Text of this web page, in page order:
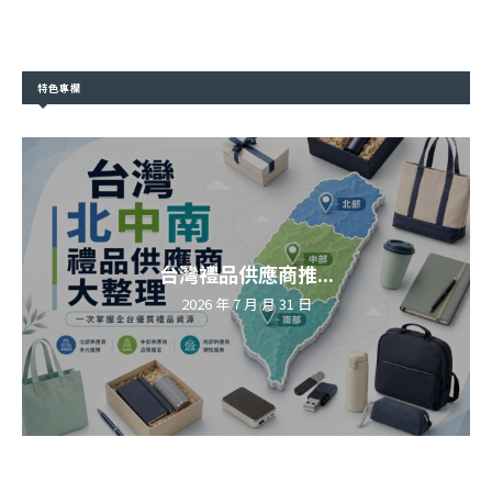
特色專欄
台灣禮品供應商推...
2026 年 7 月 月 31 日